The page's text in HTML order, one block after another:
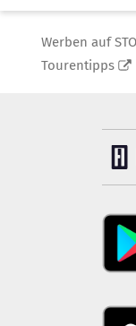
Werben auf
Tourentipps